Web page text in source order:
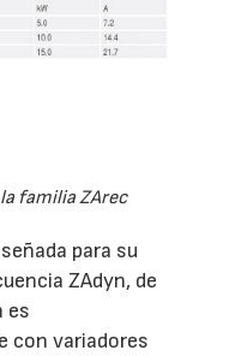
familia ZArec
para su
ZAdyn, de
es
con variadores